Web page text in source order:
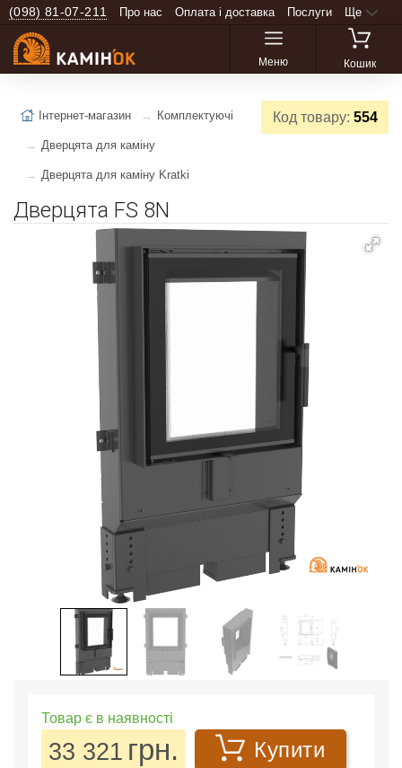
(098) 81-07-211 Про нас Оплата і доставка Послуги Ще
Меню Кошик
Код товару: 554
Інтернет-магазин Комплектуючі
Дверцята для каміну
Дверцята для каміну Kratki
Дверцята FS 8N
Товар є в наявності
33 321 грн. Купити